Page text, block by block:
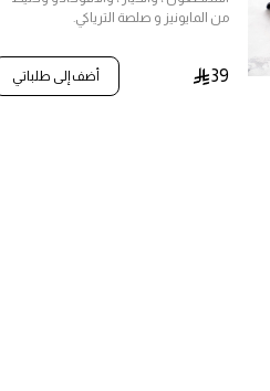
من المايونيز و صلصة الترياكي.
39 أضف إلى طلباتي